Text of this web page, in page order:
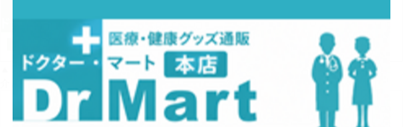
▲ドクター・マート2号店▲
介護用品50000点以上の品揃え！